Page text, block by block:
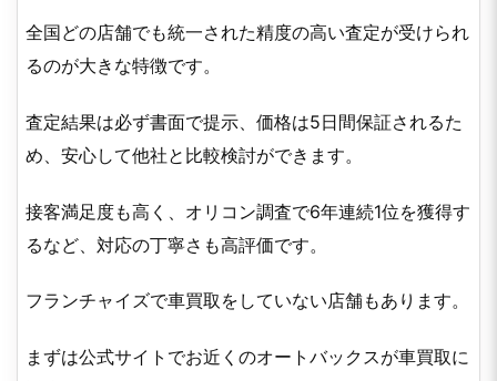
全国どの店舗でも統一された精度の高い査定が受けられ
るのが大きな特徴です。
査定結果は必ず書面で提示、価格は5日間保証されるた
め、安心して他社と比較検討ができます。
接客満足度も高く、オリコン調査で6年連続1位を獲得す
るなど、対応の丁寧さも高評価です。
フランチャイズで車買取をしていない店舗もあります。
まずは公式サイトでお近くのオートバックスが車買取に